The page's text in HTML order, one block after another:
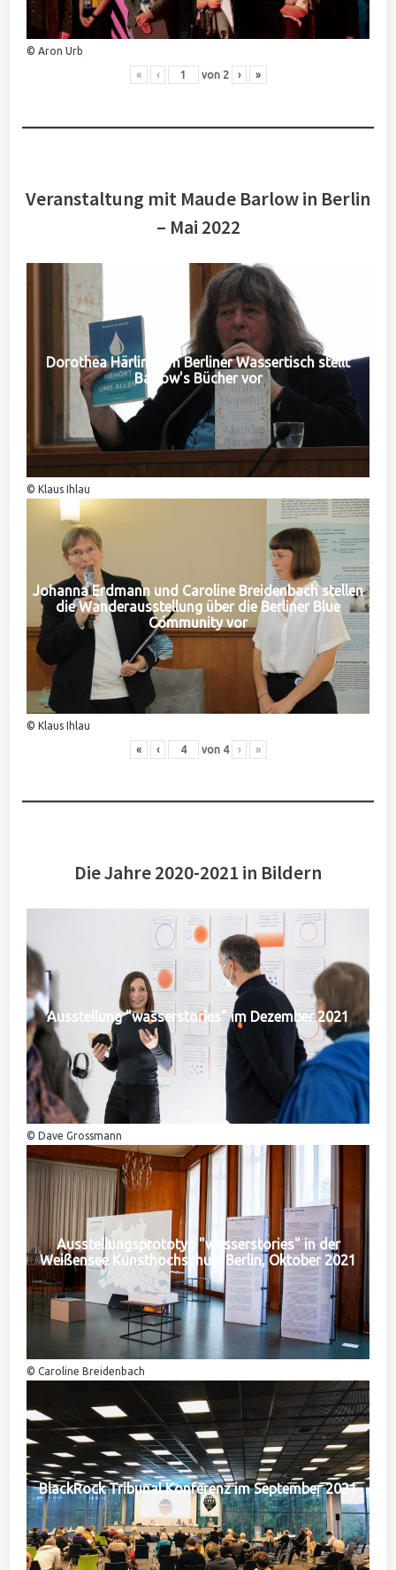
© Aron Urb
« ‹ von 2 › »
Veranstaltung mit Maude Barlow in Berlin
– Mai 2022
Dorothea Härlin vom Berliner Wassertisch stellt
Barlow's Bücher vor
© Klaus Ihlau
Johanna Erdmann und Caroline Breidenbach stellen
die Wanderausstellung über die Berliner Blue
Community vor
© Klaus Ihlau
« ‹ von 4 › »
Die Jahre 2020-2021 in Bildern
Ausstellung "wasserstories" im Dezember 2021
© Dave Grossmann
Ausstellungsprototyp "wasserstories" in der
Weißensee Kunsthochschule Berlin, Oktober 2021
© Caroline Breidenbach
BlackRock Tribunal Konferenz im September 2021